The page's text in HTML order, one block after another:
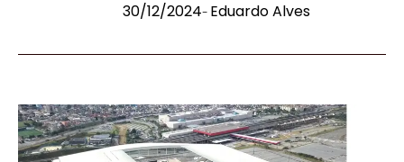
30/12/2024- Eduardo Alves